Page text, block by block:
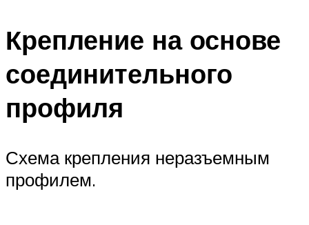
Крепление на основе
соединительного
профиля
Схема крепления неразъемным
профилем.